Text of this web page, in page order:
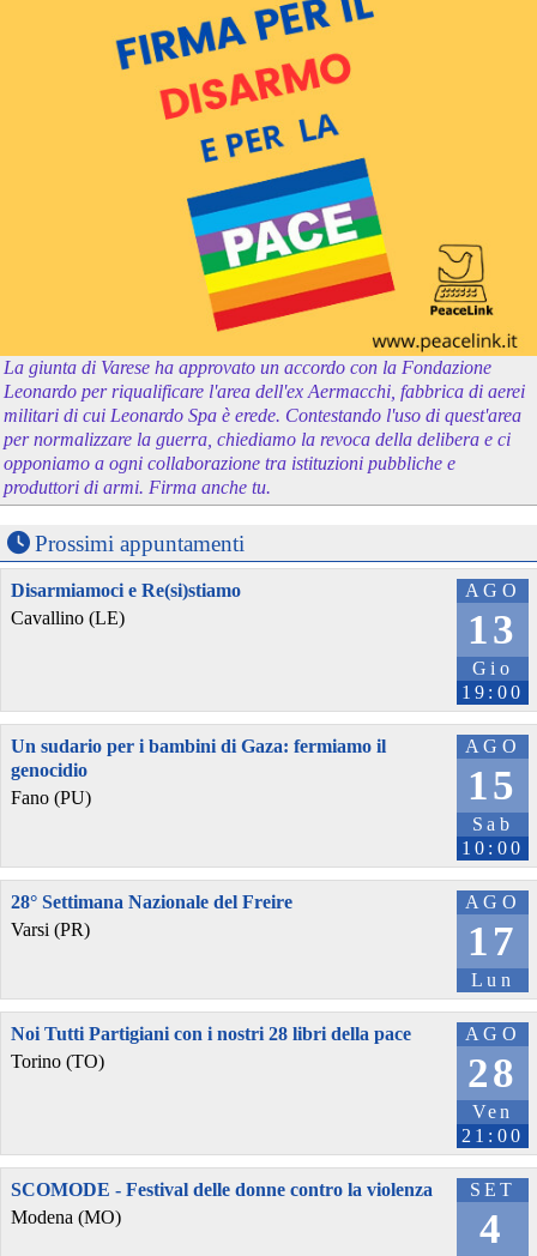
La giunta di Varese ha approvato un accordo con la Fondazione
Leonardo per riqualificare l'area dell'ex Aermacchi, fabbrica di aerei
militari di cui Leonardo Spa è erede. Contestando l'uso di quest'area
per normalizzare la guerra, chiediamo la revoca della delibera e ci
opponiamo a ogni collaborazione tra istituzioni pubbliche e
produttori di armi. Firma anche tu.
Prossimi appuntamenti
AGO
13
Gio
19:00
Disarmiamoci e Re(si)stiamo
Cavallino (LE)
AGO
15
Sab
10:00
Un sudario per i bambini di Gaza: fermiamo il
genocidio
Fano (PU)
AGO
17
Lun
28° Settimana Nazionale del Freire
Varsi (PR)
AGO
28
Ven
21:00
Noi Tutti Partigiani con i nostri 28 libri della pace
Torino (TO)
SET
4
SCOMODE - Festival delle donne contro la violenza
Modena (MO)